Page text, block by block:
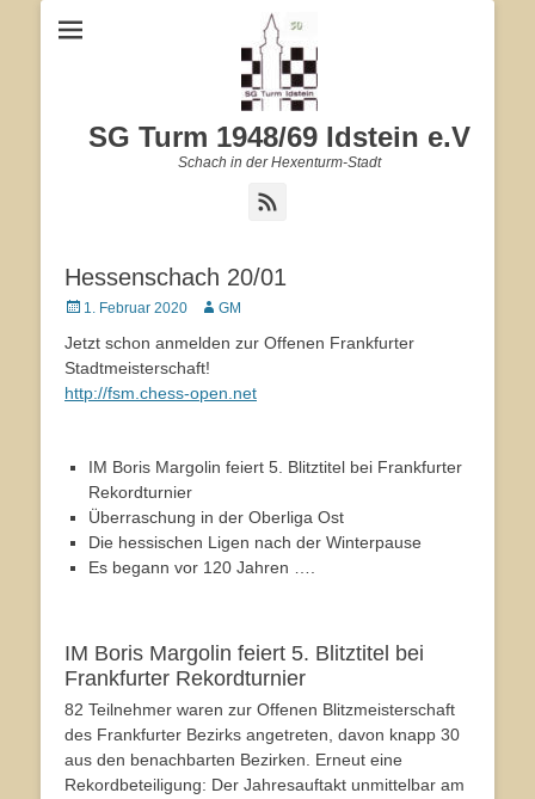
SG Turm 1948/69 Idstein e.V
Schach in der Hexenturm-Stadt
Hessenschach 20/01
Veröffentlicht
1. Februar 2020 Autor
GM
Jetzt schon anmelden zur Offenen Frankfurter
Stadtmeisterschaft!
http://fsm.chess-open.net
IM Boris Margolin feiert 5. Blitztitel bei Frankfurter
Rekordturnier
Überraschung in der Oberliga Ost
Die hessischen Ligen nach der Winterpause
Es begann vor 120 Jahren ….
IM Boris Margolin feiert 5. Blitztitel bei
Frankfurter Rekordturnier
82 Teilnehmer waren zur Offenen Blitzmeisterschaft
des Frankfurter Bezirks angetreten, davon knapp 30
aus den benachbarten Bezirken. Erneut eine
Rekordbeteiligung: Der Jahresauftakt unmittelbar am